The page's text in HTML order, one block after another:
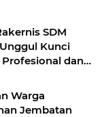
SDM
Kunci
dan
Warga
Jembatan